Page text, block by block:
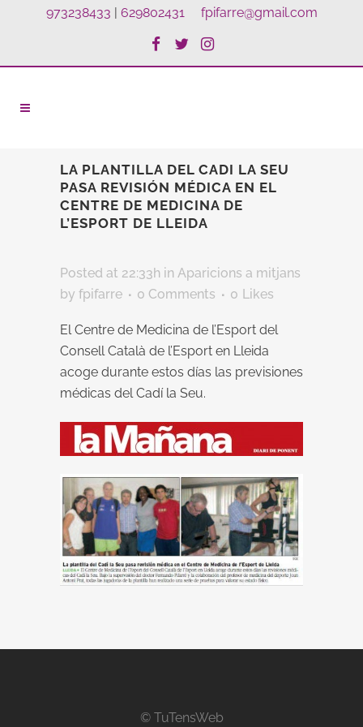
973238433 | 629802431 fpifarre@gmail.com
LA PLANTILLA DEL CADI LA SEU
PASA REVISIÓN MÉDICA EN EL
CENTRE DE MEDICINA DE
L’ESPORT DE LLEIDA
Posted at 22:33h in Aparicions a mitjans
by fpifarre 0 Comments 0 Likes
El Centre de Medicina de l’Esport del
Consell Català de l’Esport en Lleida
acoge durante estos días las previsiones
médicas del Cadí la Seu.
© TuTensWeb